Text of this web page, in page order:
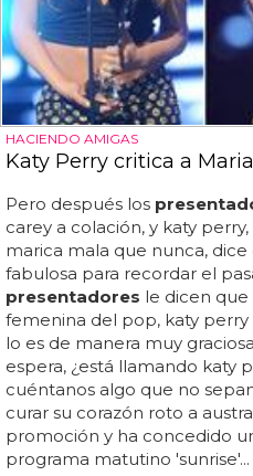
HACIENDO AMIGAS
Katy Perry critica a
Pero después los
carey a colación, y katy
marica mala que nunca,
fabulosa para recordar el
presentadores le dicen que
femenina del pop, katy
lo es de manera muy
espera, ¿está llamando katy
cuéntanos algo que no
curar su corazón roto a
promoción y ha concedido
programa matutino